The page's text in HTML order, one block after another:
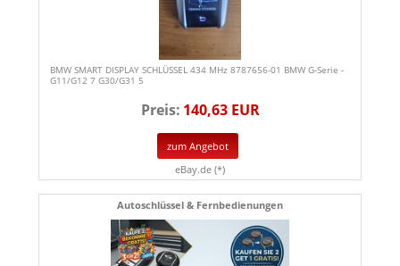
BMW SMART DISPLAY SCHLÜSSEL 434 MHz 8787656-01 BMW G-Serie -
G11/G12 7 G30/G31 5
Preis: 140,63 EUR
zum Angebot
eBay.de (*)
Autoschlüssel & Fernbedienungen